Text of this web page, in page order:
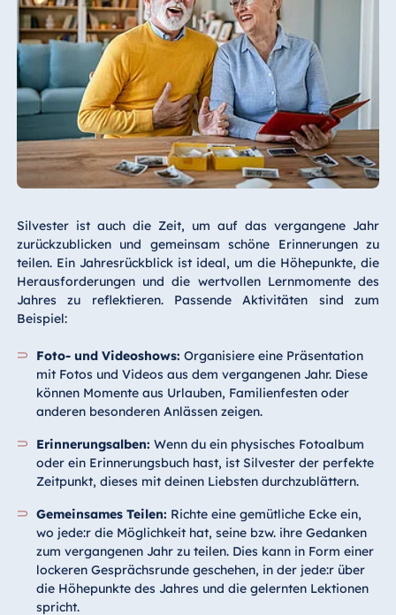
Silvester ist auch die Zeit, um auf das vergangene Jahr
zurückzublicken und gemeinsam schöne Erinnerungen zu
teilen. Ein Jahresrückblick ist ideal, um die Höhepunkte, die
Herausforderungen und die wertvollen Lernmomente des
Jahres zu reflektieren. Passende Aktivitäten sind zum
Beispiel:
Foto- und Videoshows:Organisiere eine Präsentation
mit Fotos und Videos aus dem vergangenen Jahr. Diese
können Momente aus Urlauben, Familienfesten oder
anderen besonderen Anlässen zeigen.
Erinnerungsalben: Wenn du ein physisches Fotoalbum
oder ein Erinnerungsbuch hast, ist Silvester der perfekte
Zeitpunkt, dieses mit deinen Liebsten durchzublättern.
Gemeinsames Teilen: Richte eine gemütliche Ecke ein,
wo jede:r die Möglichkeit hat, seine bzw. ihre Gedanken
zum vergangenen Jahr zu teilen. Dies kann in Form einer
lockeren Gesprächsrunde geschehen, in der jede:r über
die Höhepunkte des Jahres und die gelernten Lektionen
spricht.